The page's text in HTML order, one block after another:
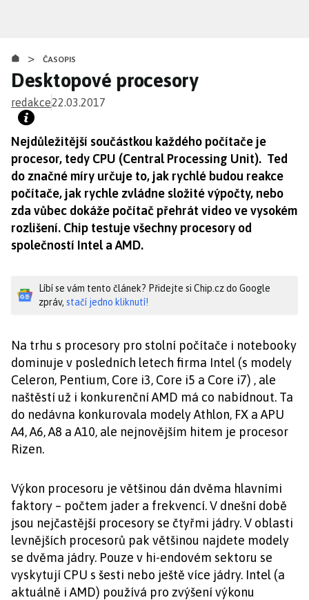
obsahu
> ČASOPIS
Desktopové procesory
redakce22.03.2017
Nejdůležitější součástkou každého počítače je
procesor, tedy CPU (Central Processing Unit). Ted
do značné míry určuje to, jak rychlé budou reakce
počítače, jak rychle zvládne složité výpočty, nebo
zda vůbec dokáže počítač přehrát video ve vysokém
rozlišení. Chip testuje všechny procesory od
společností Intel a AMD.
Líbí se vám tento článek? Přidejte si Chip.cz do Google
zpráv, stačí jedno kliknutí!
Na trhu s procesory pro stolní počítače i notebooky
dominuje v posledních letech firma Intel (s modely
Celeron, Pentium, Core i3, Core i5 a Core i7) , ale
naštěstí už i konkurenční AMD má co nabídnout. Ta
do nedávna konkurovala modely Athlon, FX a APU
A4, A6, A8 a A10, ale nejnovějším hitem je procesor
Rizen.
Výkon procesoru je většinou dán dvěma hlavními
faktory – počtem jader a frekvencí. V dnešní době
jsou nejčastější procesory se čtyřmi jádry. V oblasti
levnějších procesorů pak většinou najdete modely
se dvěma jádry. Pouze v hi-endovém sektoru se
vyskytují CPU s šesti nebo ještě více jádry. Intel (a
aktuálně i AMD) používá pro zvýšení výkonu